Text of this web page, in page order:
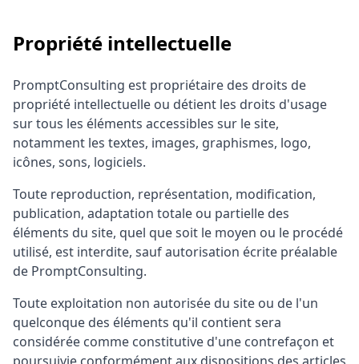
Propriété intellectuelle
PromptConsulting est propriétaire des droits de
propriété intellectuelle ou détient les droits d'usage
sur tous les éléments accessibles sur le site,
notamment les textes, images, graphismes, logo,
icônes, sons, logiciels.
Toute reproduction, représentation, modification,
publication, adaptation totale ou partielle des
éléments du site, quel que soit le moyen ou le procédé
utilisé, est interdite, sauf autorisation écrite préalable
de PromptConsulting.
Toute exploitation non autorisée du site ou de l'un
quelconque des éléments qu'il contient sera
considérée comme constitutive d'une contrefaçon et